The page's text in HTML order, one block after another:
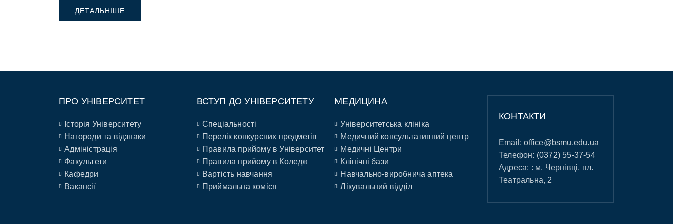
ДЕТАЛЬНІШЕ
ПРО УНІВЕРСИТЕТ
Історія Університету
Нагороди та відзнаки
Адміністрація
Факультети
Кафедри
Вакансії
ВСТУП ДО УНІВЕРСИТЕТУ
Спеціальності
Перелік конкурсних предметів
Правила прийому в Університет
Правила прийому в Коледж
Вартість навчання
Приймальна коміся
МЕДИЦИНА
Університетська клініка
Медичний консультативний центр
Медичні Центри
Клінічні бази
Навчально-виробнича аптека
Лікувальний відділ
КОНТАКТИ
Email:office@bsmu.edu.ua
Телефон: (0372) 55-37-54
Адреса: : м. Чернівці, пл.
Театральна, 2